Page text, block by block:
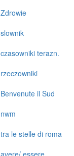
Zdrowie
slownik
czasowniki terazn.
rzeczowniki
Benvenute il Sud
nwm
tra le stelle di roma
avere/ essere